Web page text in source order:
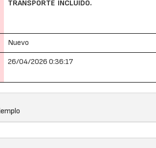
TRANSPORTE INCLUIDO.
Nuevo
26/04/2026 0:36:17